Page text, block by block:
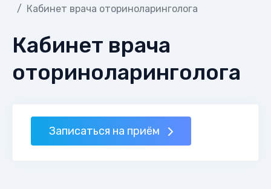
Кабинет врача оториноларинголога
Кабинет врача
оториноларинголога
Записаться на приём